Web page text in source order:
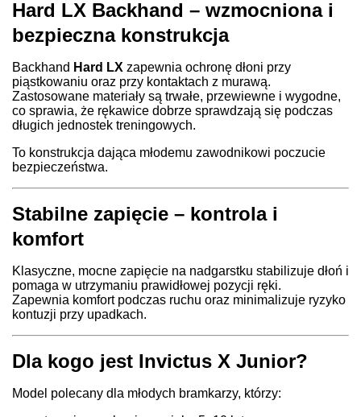
Hard LX Backhand – wzmocniona i
bezpieczna konstrukcja
Backhand Hard LX zapewnia ochronę dłoni przy
piąstkowaniu oraz przy kontaktach z murawą.
Zastosowane materiały są trwałe, przewiewne i wygodne,
co sprawia, że rękawice dobrze sprawdzają się podczas
długich jednostek treningowych.
To konstrukcja dająca młodemu zawodnikowi poczucie
bezpieczeństwa.
Stabilne zapięcie – kontrola i
komfort
Klasyczne, mocne zapięcie na nadgarstku stabilizuje dłoń i
pomaga w utrzymaniu prawidłowej pozycji ręki.
Zapewnia komfort podczas ruchu oraz minimalizuje ryzyko
kontuzji przy upadkach.
Dla kogo jest Invictus X Junior?
Model polecany dla młodych bramkarzy, którzy: